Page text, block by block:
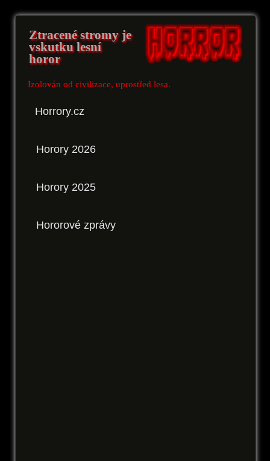
Ztracené stromy je
vskutku lesní
horor
Izolován od civilizace, uprostřed lesa.
Horrory.cz
Horory 2026
Horory 2025
Hororové zprávy